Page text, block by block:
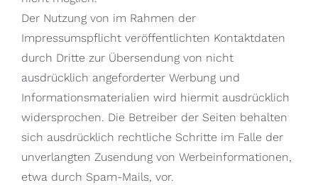
Der Nutzung von im Rahmen der
Impressumspflicht veröffentlichten Kontaktdaten
durch Dritte zur Übersendung von nicht
ausdrücklich angeforderter Werbung und
Informationsmaterialien wird hiermit ausdrücklich
widersprochen. Die Betreiber der Seiten behalten
sich ausdrücklich rechtliche Schritte im Falle der
unverlangten Zusendung von Werbeinformationen,
etwa durch Spam-Mails, vor.